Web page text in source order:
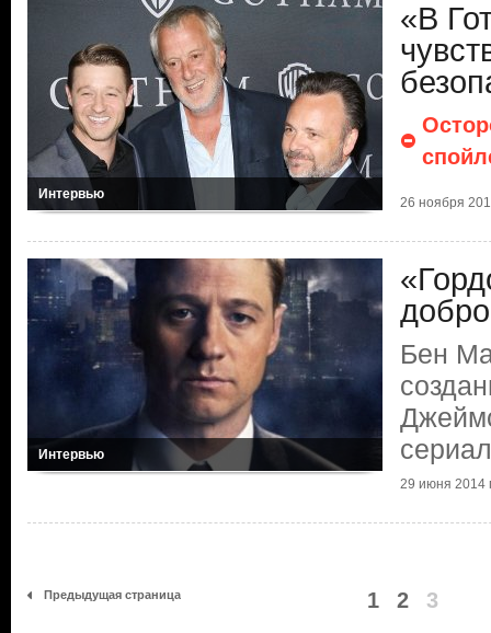
Интервью
«В
26 ноября
Интервью
Бен
29 июня 2014
Предыдущая страница 1 2 3